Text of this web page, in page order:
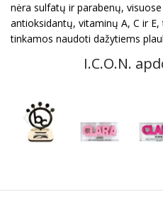
nėra sulfatų ir parabenų,
antioksidantų, vitaminų A, C ir
tinkamos naudoti dažytiems
I.C.O.N.